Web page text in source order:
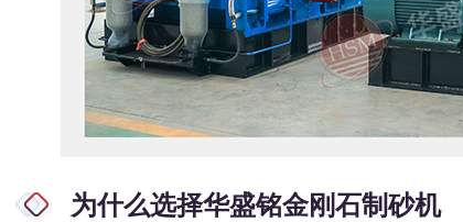
为什么选择华盛铭金刚石制砂机